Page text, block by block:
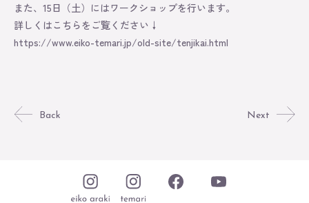
Contact
Online Store
また、15日（土）にはワークショップを行います。
詳しくはこちらをご覧ください↓
https://www.eiko-temari.jp/old-site/tenjikai.html
Back Next